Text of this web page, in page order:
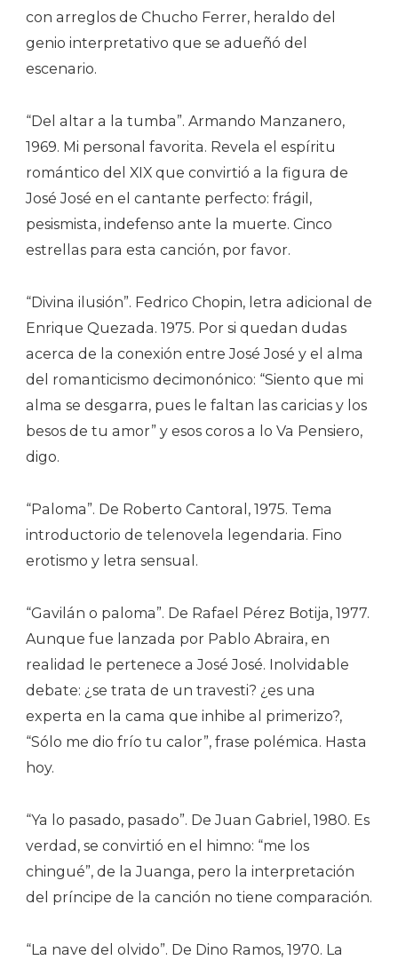
con arreglos de Chucho Ferrer, heraldo del
genio interpretativo que se adueñó del
escenario.
“Del altar a la tumba”. Armando Manzanero,
1969. Mi personal favorita. Revela el espíritu
romántico del XIX que convirtió a la figura de
José José en el cantante perfecto: frágil,
pesismista, indefenso ante la muerte. Cinco
estrellas para esta canción, por favor.
“Divina ilusión”. Fedrico Chopin, letra adicional de
Enrique Quezada. 1975. Por si quedan dudas
acerca de la conexión entre José José y el alma
del romanticismo decimonónico: “Siento que mi
alma se desgarra, pues le faltan las caricias y los
besos de tu amor” y esos coros a lo Va Pensiero,
digo.
“Paloma”. De Roberto Cantoral, 1975. Tema
introductorio de telenovela legendaria. Fino
erotismo y letra sensual.
“Gavilán o paloma”. De Rafael Pérez Botija, 1977.
Aunque fue lanzada por Pablo Abraira, en
realidad le pertenece a José José. Inolvidable
debate: ¿se trata de un travesti? ¿es una
experta en la cama que inhibe al primerizo?,
“Sólo me dio frío tu calor”, frase polémica. Hasta
hoy.
“Ya lo pasado, pasado”. De Juan Gabriel, 1980. Es
verdad, se convirtió en el himno: “me los
chingué”, de la Juanga, pero la interpretación
del príncipe de la canción no tiene comparación.
“La nave del olvido”. De Dino Ramos, 1970. La